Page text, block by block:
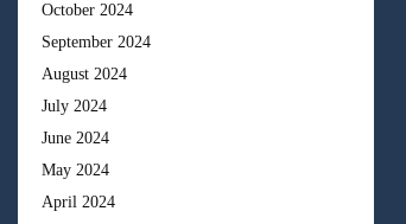
October 2024
September 2024
August 2024
July 2024
June 2024
May 2024
April 2024